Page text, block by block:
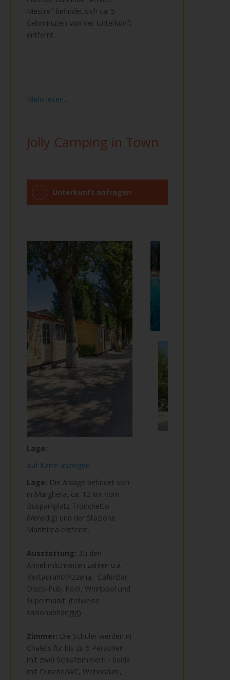
Mestre" befindet sich ca. 5
Gehminuten von der Unterkunft
entfernt.
Mehr lesen...
Jolly Camping in Town
Unterkunft anfragen
Lage:
Auf Karte anzeigen
Lage: Die Anlage befindet sich
in Marghera, ca. 12 km vom
Busparkplatz Tronchetto
(Venedig) und der Stazione
Marittima entfernt.
Ausstattung: Zu den
Annehmlichkeiten zählen u.a.
Restaurant/Pizzeria, Café/Bar,
Disco-Pub, Pool, Whirlpool und
Supermarkt. (teilweise
saisonabhängig)
Zimmer: Die Schüler werden in
Chalets für bis zu 5 Personen
mit zwei Schlafzimmern - beide
mit Dusche/WC, Wohnraum,